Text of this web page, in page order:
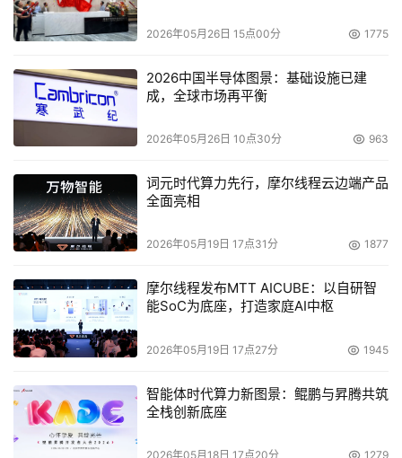
2026年05月26日 15点00分 1775
2026中国半导体图景：基础设施已建
成，全球市场再平衡
2026年05月26日 10点30分 963
词元时代算力先行，摩尔线程云边端产品
全面亮相
2026年05月19日 17点31分 1877
摩尔线程发布MTT AICUBE：以自研智
能SoC为底座，打造家庭AI中枢
2026年05月19日 17点27分 1945
智能体时代算力新图景：鲲鹏与昇腾共筑
全栈创新底座
2026年05月18日 17点20分 1279